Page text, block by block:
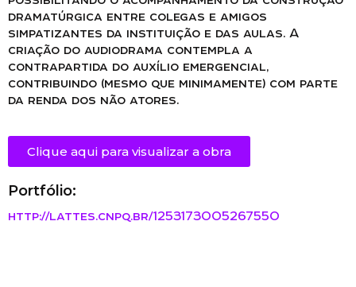
dramatúrgica entre colegas e amigos
simpatizantes da instituição e das aulas. A
criação do audiodrama contempla a
contrapartida do auxílio emergencial,
contribuindo (mesmo que minimamente) com parte
da renda dos não atores.
Clique aqui para visualizar a obra
Portfólio:
http://lattes.cnpq.br/1253173005267550